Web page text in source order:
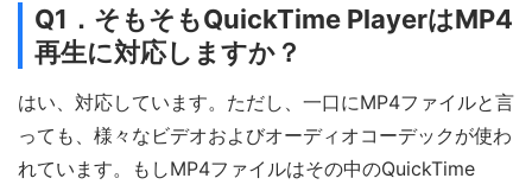
Q1．そもそもQuickTime PlayerはMP4
再生に対応しますか？
はい、対応しています。ただし、一口にMP4ファイルと言
っても、様々なビデオおよびオーディオコーデックが使わ
れています。もしMP4ファイルはその中のQuickTime